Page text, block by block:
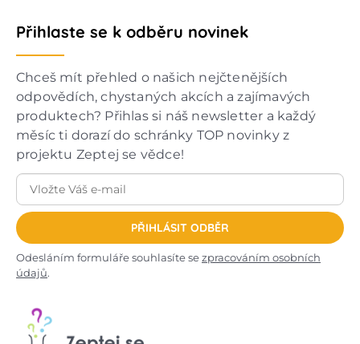
Přihlaste se k odběru novinek
Chceš mít přehled o našich nejčtenějších
odpovědích, chystaných akcích a zajímavých
produktech? Přihlas si náš newsletter a každý
měsíc ti dorazí do schránky TOP novinky z
projektu Zeptej se vědce!
PŘIHLÁSIT ODBĚR
Odesláním formuláře souhlasíte sezpracováním osobních
údajů.